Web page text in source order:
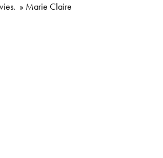
vies. » Marie Claire